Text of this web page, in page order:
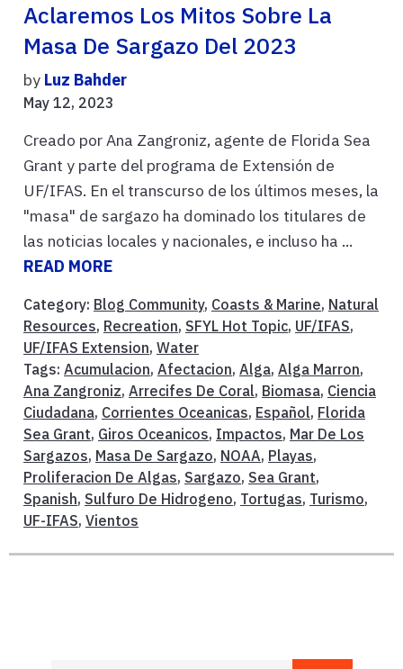
Aclaremos Los Mitos Sobre La
Masa De Sargazo Del 2023
by Luz Bahder
May 12, 2023
Creado por Ana Zangroniz, agente de Florida Sea
Grant y parte del programa de Extensión de
UF/IFAS. En el transcurso de los últimos meses, la
"masa" de sargazo ha dominado los titulares de
las noticias locales y nacionales, e incluso ha ...
READ MORE
Category: Blog Community, Coasts & Marine, Natural
Resources, Recreation, SFYL Hot Topic, UF/IFAS,
UF/IFAS Extension, Water
Tags: Acumulacion, Afectacion, Alga, Alga Marron,
Ana Zangroniz, Arrecifes De Coral, Biomasa, Ciencia
Ciudadana, Corrientes Oceanicas, Español, Florida
Sea Grant, Giros Oceanicos, Impactos, Mar De Los
Sargazos, Masa De Sargazo, NOAA, Playas,
Proliferacion De Algas, Sargazo, Sea Grant,
Spanish, Sulfuro De Hidrogeno, Tortugas, Turismo,
UF-IFAS, Vientos